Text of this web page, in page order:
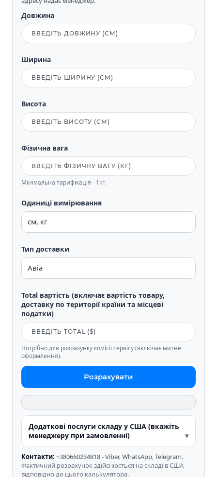
Довжина
Ширина
Висота
Фізична вага
Мінімальна тарифікація - 1кг.
Одиниці вимірювання
Тип доставки
Total вартість (включає вартість товару,
доставку по території країни та місцеві
податки)
Потрібно для розрахунку комісії сервісу (включає митне
оформлення).
Розрахувати
Додаткові послуги складу у США (вкажіть
менеджеру при замовленні)
Контакти: +380660234818 - Viber, WhatsApp, Telegram.
Фактичний розрахунок здійснюється на складі в США
відповідно до цього калькулятора.